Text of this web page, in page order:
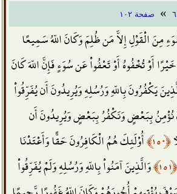
» صفحة ١٠٢
مِنَ الْقَوْلِ إِلاَّ مَن ظُلِمَ وَكَانَ اللّهُ سَمِيعًا
أَوْ تُخْفُوهُ أَوْ تَعْفُواْ عَن سُوَءٍ فَإِنَّ اللّهَ كَانَ
يَكْفُرُونَ بِاللّهِ وَرُسُلِهِ وَيُرِيدُونَ أَن يُفَرِّقُواْ
نُؤْمِنُ بِبَعْضٍ وَنَكْفُرُ بِبَعْضٍ وَيُرِيدُونَ أَن
﴿١٥٠﴾
أُوْلَئِكَ هُمُ الْكَافِرُونَ حَقًّا وَأَعْتَدْنَا
﴿١٥١﴾
وَالَّذِينَ آمَنُواْ بِاللّهِ وَرُسُلِهِ وَلَمْ يُفَرِّقُواْ